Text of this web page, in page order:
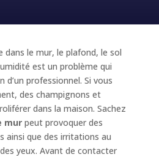
dans le mur, le plafond, le sol
est un problème qui
d’un professionnel. Si vous
des champignons et
dans la maison. Sachez
murpeut provoquer des
ainsi que des irritations au
yeux. Avant de contacter